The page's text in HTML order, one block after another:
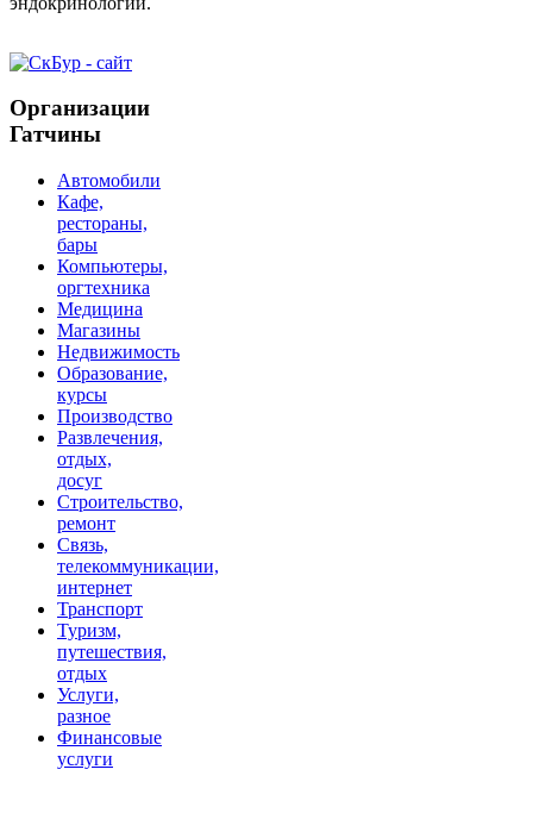
Организации
Гатчины
Автомобили
Кафе,
рестораны,
бары
Компьютеры,
оргтехника
Медицина
Магазины
Недвижимость
Образование,
курсы
Производство
Развлечения,
отдых,
досуг
Строительство,
ремонт
Связь,
телекоммуникации,
интернет
Транспорт
Туризм,
путешествия,
отдых
Услуги,
разное
Финансовые
услуги